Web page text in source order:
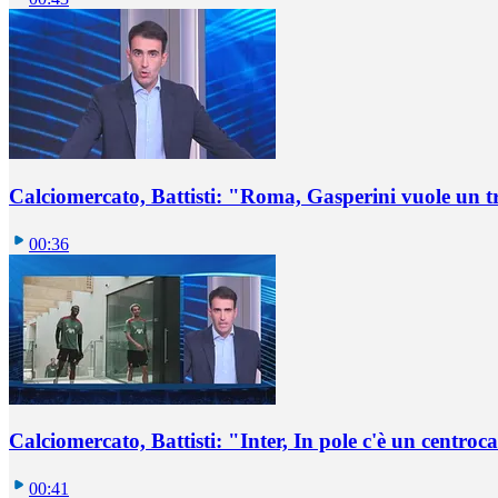
Calciomercato, Battisti: "Roma, Gasperini vuole un
00:36
Calciomercato, Battisti: "Inter, In pole c'è un
00:41